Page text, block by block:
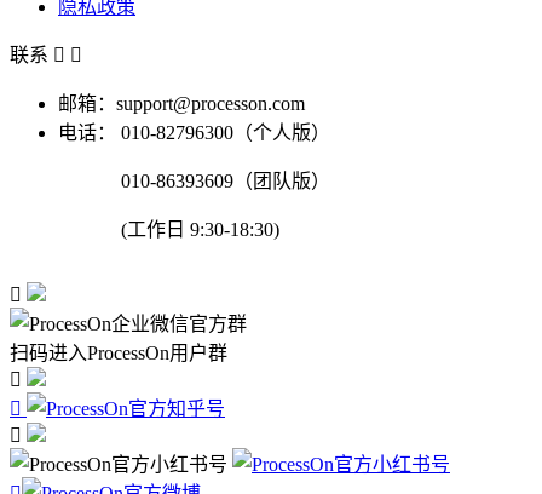
隐私政策
联系  
邮箱：support@processon.com
电话：
010-82796300（个人版）
010-86393609（团队版）
(工作日 9:30-18:30)

扫码进入ProcessOn用户群


